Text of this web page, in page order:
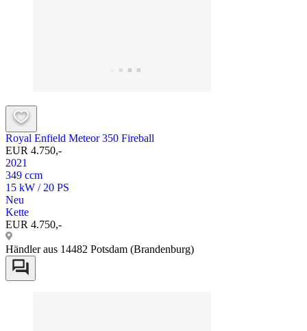
Royal Enfield Meteor 350 Fireball
EUR 4.750,-
2021
349 ccm
15 kW / 20 PS
Neu
Kette
EUR 4.750,-
Händler aus 14482 Potsdam (Brandenburg)